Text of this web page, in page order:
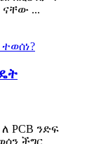
ናቸው ...
PCB ንድፍ